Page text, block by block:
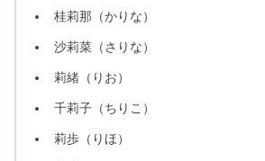
桂莉那（かりな）
沙莉菜（さりな）
莉緒（りお）
千莉子（ちりこ）
莉歩（りほ）